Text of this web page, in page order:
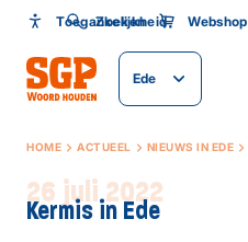
Toegankelijkheid
Toegankelijkheid
Lettergrootte
Zoeken Webshop
Ede
HOME ACTUEEL NIEUWS IN EDE
26 juli 2022
Kermis in Ede